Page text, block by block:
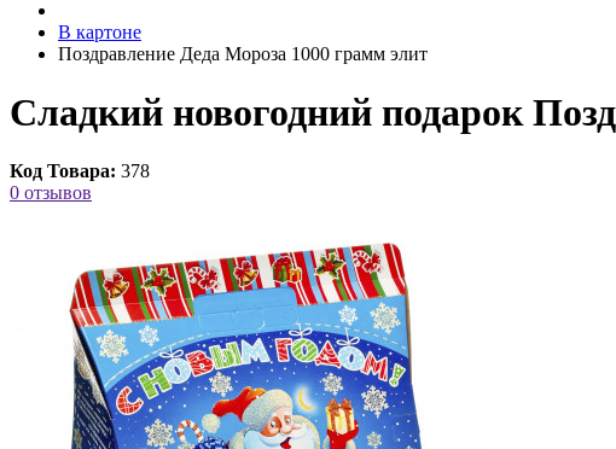
В картоне
Поздравление Деда Мороза 1000 грамм элит
Сладкий новогодний подарок
Код Товара: 378
0 отзывов